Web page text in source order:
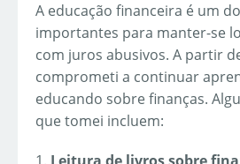
A educação financeira é um
importantes para manter-se
com juros abusivos. A partir
comprometi a continuar
educando sobre finanças.
que tomei incluem: